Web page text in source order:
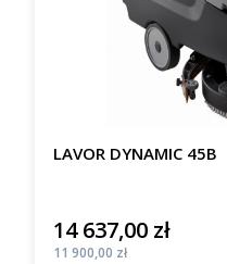
LAVOR DYNAMIC 45B
Cena
14 637,00 zł
Cena
11 900,00 zł